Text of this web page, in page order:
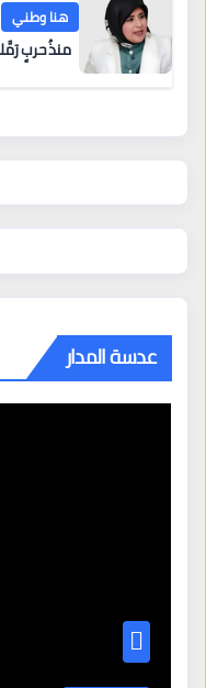
هنا وطني
منذُ حربٍ
عدسة المدار